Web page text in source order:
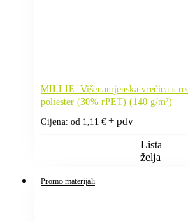
MILLIE. Višenamjenska vrećica s
poliester (30% rPET) (140 g/m²)
Cijena: od 1,11 € + pdv
Lista
želja
Promo materijali